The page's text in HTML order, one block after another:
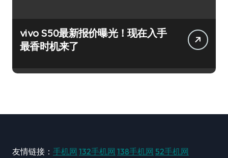
vivo S50最新报价曝光！现在入手
最香时机来了
友情链接： 手机网 132手机网 138手机网 52手机网